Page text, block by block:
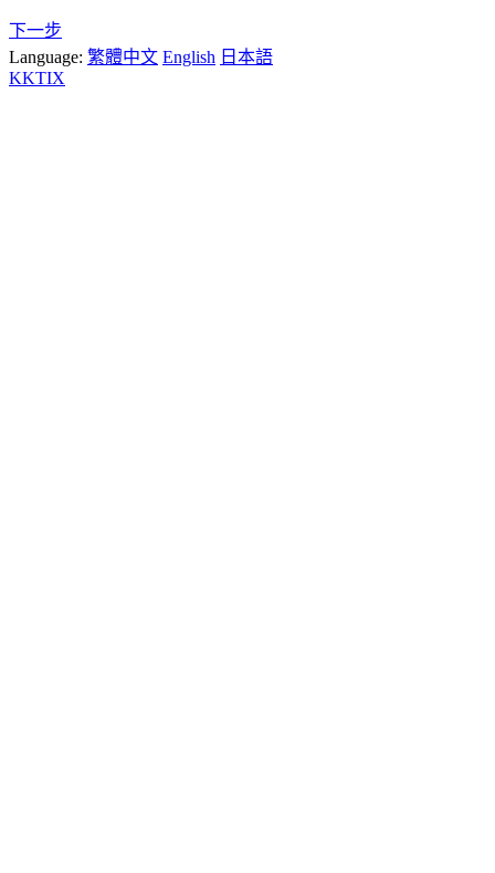
下一步
Language: 繁體中文 English 日本語
KKTIX